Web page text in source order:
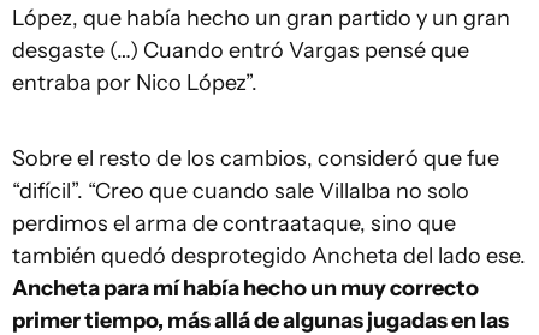
López, que había hecho un gran partido y un gran
desgaste (…) Cuando entró Vargas pensé que
entraba por Nico López”.
Sobre el resto de los cambios, consideró que fue
“difícil”. “Creo que cuando sale Villalba no solo
perdimos el arma de contraataque, sino que
también quedó desprotegido Ancheta del lado ese.
Ancheta para mí había hecho un muy correcto
primer tiempo, más allá de algunas jugadas en las